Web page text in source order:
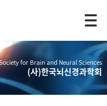
for Brain and Neural Sciences
(사)한국뇌신경과학회